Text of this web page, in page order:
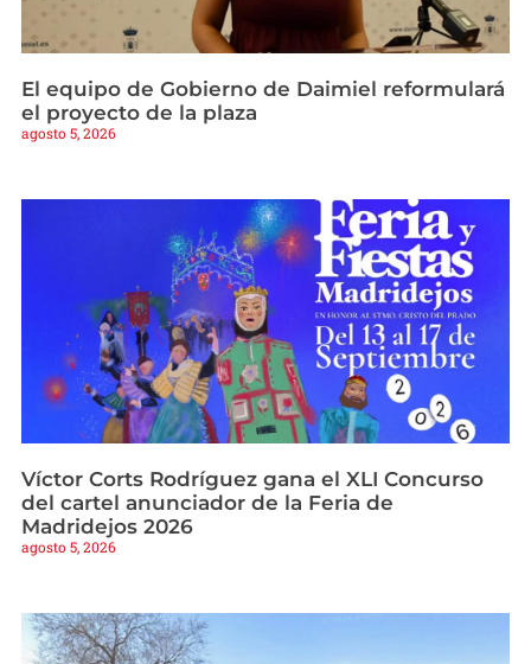
El equipo de Gobierno de Daimiel reformulará
el proyecto de la plaza
agosto 5, 2026
Víctor Corts Rodríguez gana el XLI Concurso
del cartel anunciador de la Feria de
Madridejos 2026
agosto 5, 2026